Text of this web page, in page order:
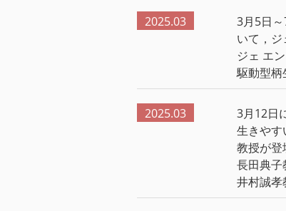
2025.03 3月5日
いて，ジ
ジェ エ
駆動型
2025.03
3月12日
生きや
教授が
長田典子
井村誠孝